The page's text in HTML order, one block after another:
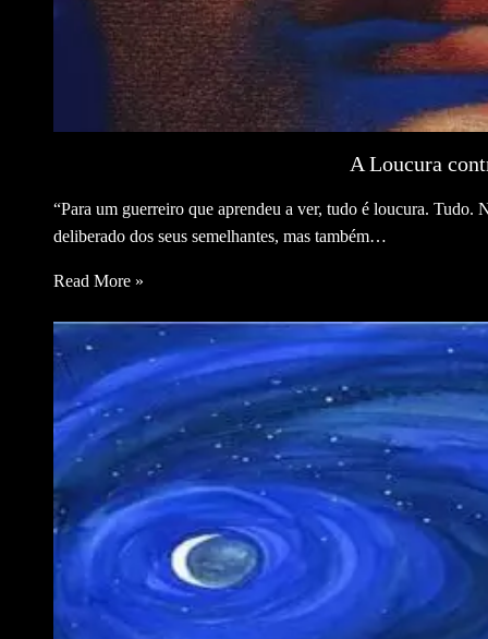
A Loucura
“Para um guerreiro que aprendeu a ver, tudo é loucura. Tudo.
deliberado dos seus semelhantes, mas também…
Read More »